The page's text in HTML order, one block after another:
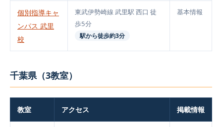
個別指導キャ
ンパス 武里
校
東武伊勢崎線 武里駅 西口 徒
歩5分
駅から徒歩約3分
基本情報
千葉県（3教室）
教室 アクセス 掲載情報